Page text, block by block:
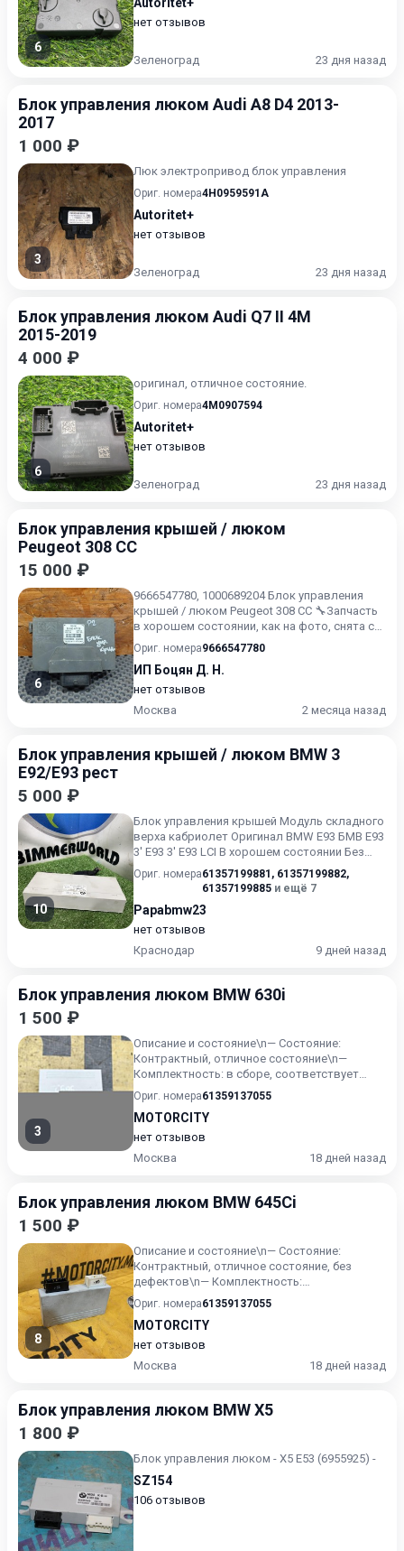
6
нет отзывов
Зеленоград 23 дня назад
Блок управления люком Audi A8 D4 2013-
2017
1 000 ₽
3
Люк электропривод блок управления
Ориг. номера4H0959591A
Autoritet+
нет отзывов
Зеленоград 23 дня назад
Блок управления люком Audi Q7 II 4M
2015-2019
4 000 ₽
6
оригинал, отличное состояние.
Ориг. номера4M0907594
Autoritet+
нет отзывов
Зеленоград 23 дня назад
Блок управления крышей / люком
Peugeot 308 CC
15 000 ₽
6
9666547780, 1000689204 Блок управления
крышей / люком Peugeot 308 CC 🔧Запчасть
в хорошем состоянии, как на фото, снята с
контрактного машин...
Ориг. номера9666547780
ИП Боцян Д. Н.
нет отзывов
Москва
2 месяца назад
Блок управления крышей / люком BMW 3
E92/E93 рест
5 000 ₽
10
Блок управления крышей Модуль складного
верха кабриолет Оригинал BMW E93 БМВ Е93
3' E93 3' E93 LCI В хорошем состоянии Без
пробега по РФ.
Ориг. номера61357199881 , 61357199882,
61357199885 и ещё 7
Papabmw23
нет отзывов
Краснодар
9 дней назад
Блок управления люком BMW 630i
1 500 ₽
3
Описание и состояние\n— Состояние:
Контрактный, отличное состояние\n—
Комплектность: в сборе, соответствует
фото\n— Особенности: Оригинал\n—...
Ориг. номера61359137055
MOTORCITY
нет отзывов
Москва
18 дней назад
Блок управления люком BMW 645Ci
1 500 ₽
8
Описание и состояние\n— Состояние:
Контрактный, отличное состояние, без
дефектов\n— Комплектность:
соответствует фото\n— Особенности:
Оригин...
Ориг. номера61359137055
MOTORCITY
нет отзывов
Москва
18 дней назад
Блок управления люком BMW X5
1 800 ₽
Блок управления люком - X5 E53 (6955925) -
SZ154
106 отзывов